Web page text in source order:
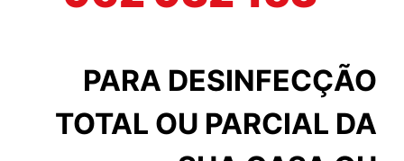
PARA DESINFECÇÃO
TOTAL OU PARCIAL DA